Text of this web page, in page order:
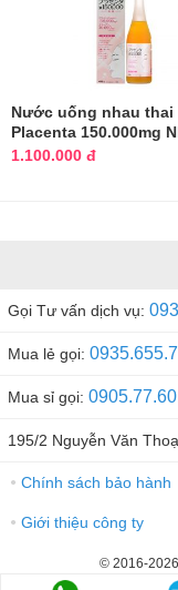
Nước uống nhau thai
Placenta 150.000mg
nhất
1.100.000 đ
Gọi Tư vấn dịch vụ:
Mua lẻ gọi:
Mua sỉ gọi:
195/2 Nguyễn Văn
● Chính sách bảo hành
● Giới thiệu công ty
© 2016-